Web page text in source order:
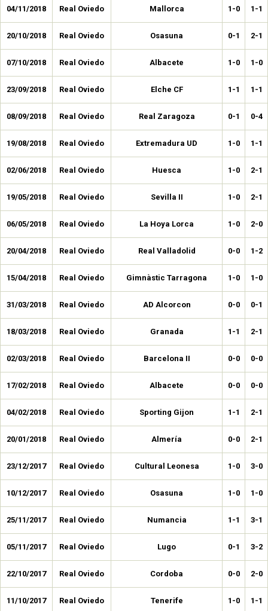
04/11/2018 Real Oviedo Mallorca 1-0 1-1
20/10/2018 Real Oviedo Osasuna 0-1 2-1
07/10/2018 Real Oviedo Albacete 1-0 1-0
23/09/2018 Real Oviedo Elche CF 1-1 1-1
08/09/2018 Real Oviedo Real Zaragoza 0-1 0-4
19/08/2018 Real Oviedo Extremadura UD 1-0 1-1
02/06/2018 Real Oviedo Huesca 1-0 2-1
19/05/2018 Real Oviedo Sevilla II 1-0 2-1
06/05/2018 Real Oviedo La Hoya Lorca 1-0 2-0
20/04/2018 Real Oviedo Real Valladolid 0-0 1-2
15/04/2018 Real Oviedo Gimnàstic Tarragona 1-0 1-0
31/03/2018 Real Oviedo AD Alcorcon 0-0 0-1
18/03/2018 Real Oviedo Granada 1-1 2-1
02/03/2018 Real Oviedo Barcelona II 0-0 0-0
17/02/2018 Real Oviedo Albacete 0-0 0-0
04/02/2018 Real Oviedo Sporting Gijon 1-1 2-1
20/01/2018 Real Oviedo Almería 0-0 2-1
23/12/2017 Real Oviedo Cultural Leonesa 1-0 3-0
10/12/2017 Real Oviedo Osasuna 1-0 1-0
25/11/2017 Real Oviedo Numancia 1-1 3-1
05/11/2017 Real Oviedo Lugo 0-1 3-2
22/10/2017 Real Oviedo Cordoba 0-0 2-0
11/10/2017 Real Oviedo Tenerife 1-0 1-1